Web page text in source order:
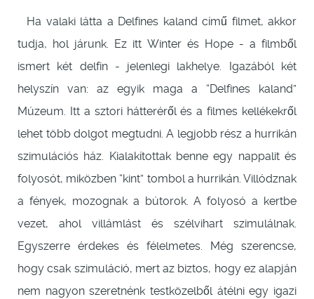
Ha valaki látta a Delfines kaland című filmet, akkor
tudja, hol járunk. Ez itt Winter és Hope - a filmből
ismert két delfin - jelenlegi lakhelye. Igazából két
helyszín van: az egyik maga a “Delfines kaland”
Múzeum. Itt a sztori hátteréről és a filmes kellékekről
lehet több dolgot megtudni. A legjobb rész a hurrikán
szimulációs ház. Kialakítottak benne egy nappalit és
folyosót, miközben “kint” tombol a hurrikán. Villódznak
a fények, mozognak a bútorok. A folyosó a kertbe
vezet, ahol villámlást és szélvihart szimulálnak.
Egyszerre érdekes és félelmetes. Még szerencse,
hogy csak szimuláció, mert az biztos, hogy ez alapján
nem nagyon szeretnénk testközelből átélni egy igazi